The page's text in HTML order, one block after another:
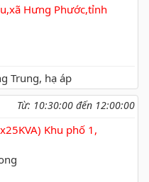
Hưng Phước,tỉnh
Trung, hạ áp
Từ: 10:30:00 đến 12:00:00
Khu phố 1,